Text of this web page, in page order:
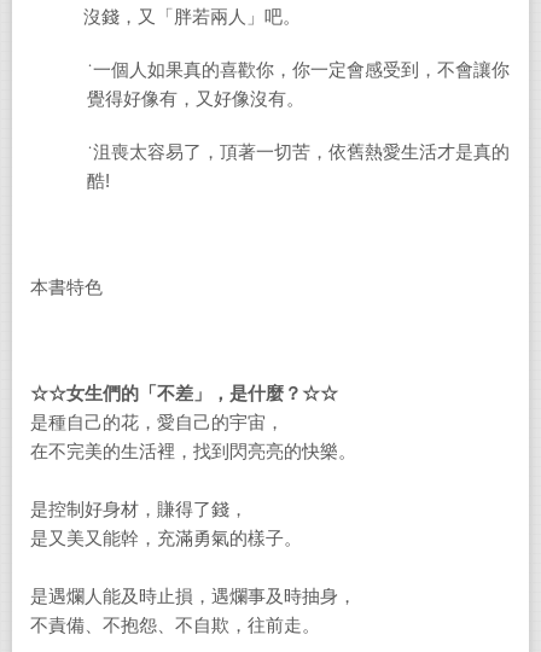
沒錢，又
「 胖若兩人 」 吧。
˙一個人如果真的喜歡你，你一定會感受到，不會讓你
覺得好像有，又好像沒有。
˙沮喪太容易了，頂著一切苦，依舊熱愛生活才是真的
酷!
本書特色
☆☆女生們的「不差」，是什麼？☆☆
是種自己的花，愛自己的宇宙，
在不完美的生活裡，找到閃亮亮的快樂。
是控制好身材，賺得了錢，
是又美又能幹，充滿勇氣的樣子。
是遇爛人能及時止損，遇爛事及時抽身，
不責備、不抱怨、不自欺，往前走。